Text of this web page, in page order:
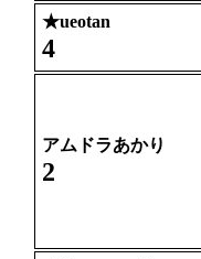
★ueotan
4
アムドラあかり
2